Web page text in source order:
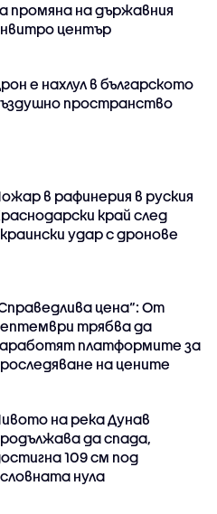
промяна на държавния
център
е нахлул в българското
пространство
в рафинерия в руския
край след
удар с дронове
цена“: От
трябва да
платформите за
на цените
на река Дунав
да спада,
109 см под
нула